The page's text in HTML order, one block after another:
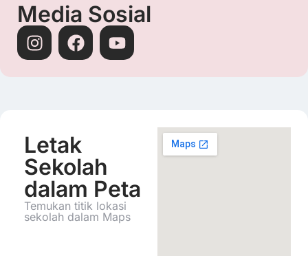
Media Sosial
Letak
Sekolah
dalam Peta
Temukan titik lokasi
sekolah dalam Maps